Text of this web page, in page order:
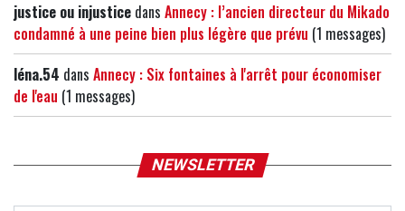
justice ou injustice dans Annecy : l’ancien directeur du Mikado
condamné à une peine bien plus légère que prévu (1 messages)
léna.54 dans Annecy : Six fontaines à l'arrêt pour économiser
de l'eau (1 messages)
NEWSLETTER